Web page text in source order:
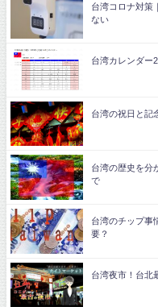
台湾コロナ対策
ない
台湾カレンダー
台湾の祝日と記
台湾の歴史を分
で
台湾のチップ事
要？
台湾夜市！台北